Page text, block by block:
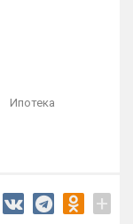
Ипотека
+